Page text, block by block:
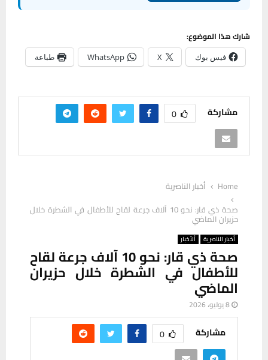
شارك هذا الموضوع:
فيس بوك X
WhatsApp طباعة
مشاركة 0
Home
أخبار الناصرية
صحة ذي قار: نحو 10 آلاف جرعة لقاح للأطفال في الشطرة خلال
حزيران الماضي
أخبار الناصرية ألأخبار
صحة ذي قار: نحو 10 آلاف جرعة لقاح
للأطفال في الشطرة خلال حزيران
الماضي
8 يوليو، 2026
مشاركة 0